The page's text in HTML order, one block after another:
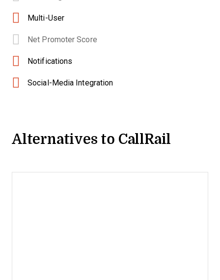
Multi-User
Net Promoter Score
Notifications
Social-Media Integration
Alternatives to CallRail